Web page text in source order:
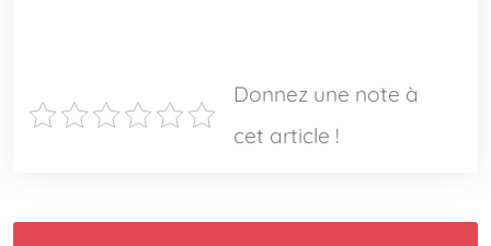
Donnez une note à
cet article !